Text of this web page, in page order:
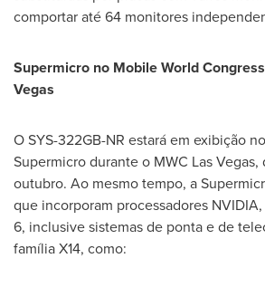
comportar até 64 monitores
Supermicro no Mobile World
Vegas
O SYS-322GB-NR estará em exibição
Supermicro durante o MWC Las Vegas,
outubro. Ao mesmo tempo, a
que incorporam processadores
6, inclusive sistemas de ponta e de
família X14, como: